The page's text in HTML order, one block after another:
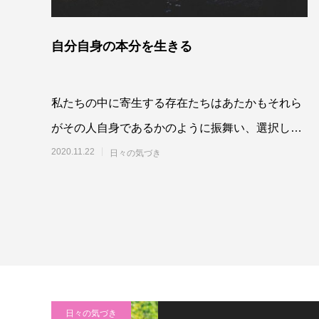
自分自身の本分を生きる
私たちの中に寄生する存在たちはあたかもそれら
がその人自身であるかのように振舞い、選択し、
人生を方向付け、行動させているのを目の当たり
2020.11.22 日々の気づき
日々の気づき